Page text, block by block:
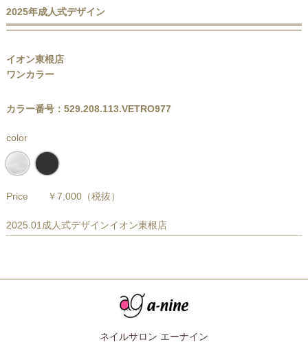
2025年成人式デザイン
イオン東根店
ワンカラー
カラー番号：529.208.113.VETRO977
color
Price ￥7,000（税抜）
2025.01成人式デザインイオン東根店
ネイルサロン エーナイン